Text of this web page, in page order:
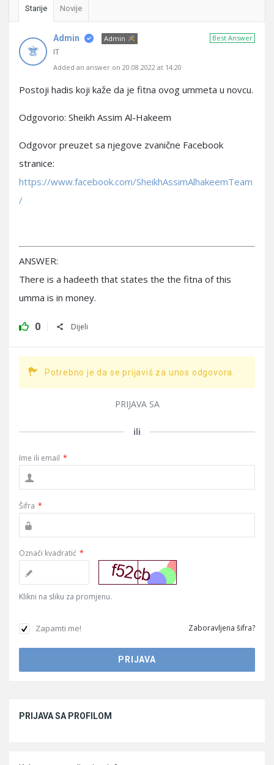
Starije Novije
Best Answer
Admin Admin
IT
Added an answer on 20.08.2022 at 14:20
Postoji hadis koji kaže da je fitna ovog ummeta u novcu.
Odgovorio: Sheikh Assim Al-Hakeem
Odgovor preuzet sa njegove zvanične Facebook
stranice:
https://www.facebook.com/SheikhAssimAlhakeemTeam
/
ANSWER:
There is a hadeeth that states the the fitna of this
umma is in money.
0 Dijeli
Potrebno je da se prijaviš za unos odgovora.
PRIJAVA SA
ili
Ime ili email *
Šifra *
Označi kvadratić *
Klikni na sliku za promjenu.
Zapamti me! Zaboravljena šifra?
PRIJAVA SA PROFILOM